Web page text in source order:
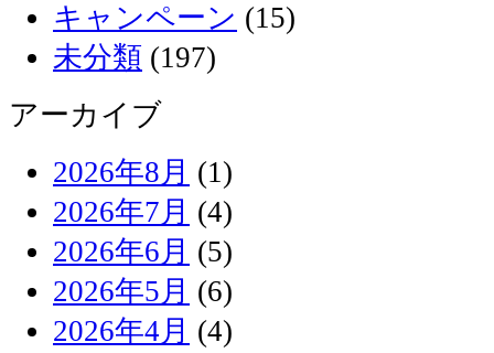
キャンペーン (15)
未分類 (197)
アーカイブ
2026年8月 (1)
2026年7月 (4)
2026年6月 (5)
2026年5月 (6)
2026年4月 (4)